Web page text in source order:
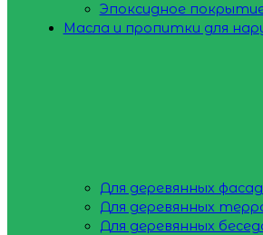
Эпоксидное
Масла и пропитки для
Для деревянных
Для деревянных
Для деревянных